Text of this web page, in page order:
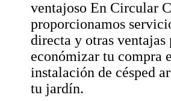
ventajoso En Circular
proporcionamos
directa y otras ventajas
económizar tu compra e
instalación de césped
tu jardín.